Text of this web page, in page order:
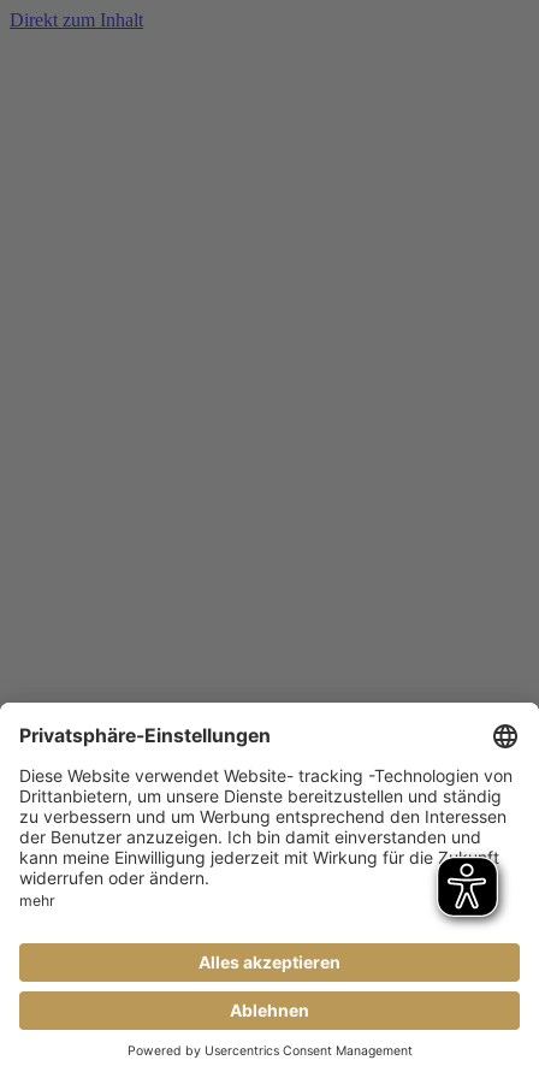
Direkt zum Inhalt